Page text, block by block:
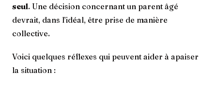
seul. Une décision concernant un parent âgé
devrait, dans l’idéal, être prise de manière
collective.
Voici quelques réflexes qui peuvent aider à apaiser
la situation :